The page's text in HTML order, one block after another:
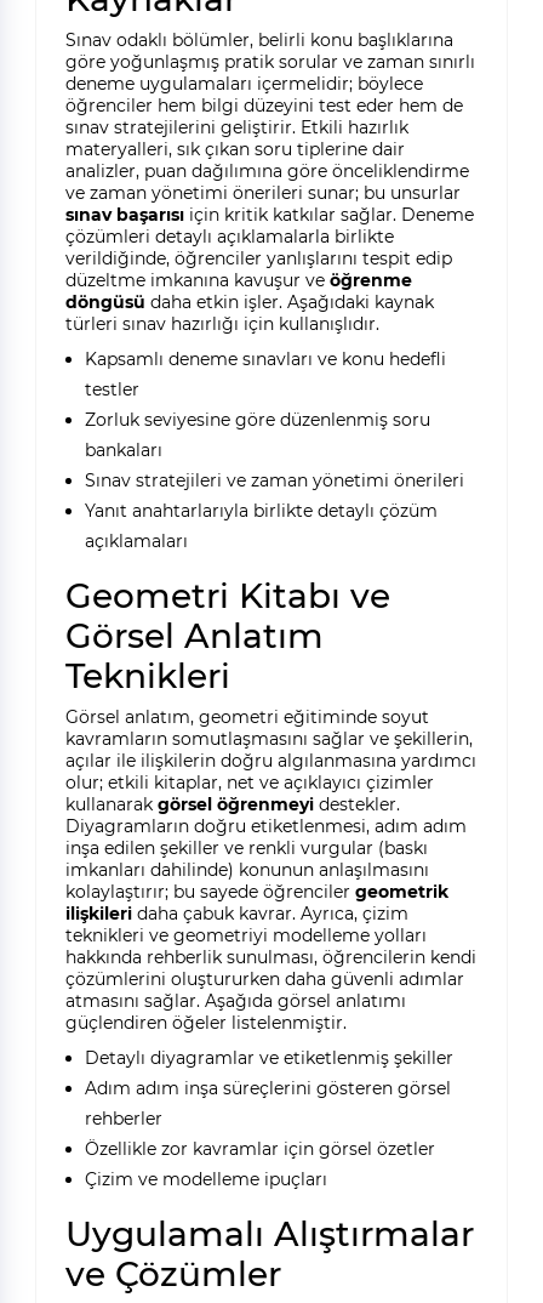
Sınav odaklı bölümler, belirli konu başlıklarına
göre yoğunlaşmış pratik sorular ve zaman sınırlı
deneme uygulamaları içermelidir; böylece
öğrenciler hem bilgi düzeyini test eder hem de
sınav stratejilerini geliştirir. Etkili hazırlık
materyalleri, sık çıkan soru tiplerine dair
analizler, puan dağılımına göre önceliklendirme
ve zaman yönetimi önerileri sunar; bu unsurlar
sınav başarısıiçin kritik katkılar sağlar. Deneme
çözümleri detaylı açıklamalarla birlikte
verildiğinde, öğrenciler yanlışlarını tespit edip
düzeltme imkanına kavuşur ve öğrenme
döngüsü daha etkin işler. Aşağıdaki kaynak
türleri sınav hazırlığı için kullanışlıdır.
Kapsamlı deneme sınavları ve konu hedefli
testler
Zorluk seviyesine göre düzenlenmiş soru
bankaları
Sınav stratejileri ve zaman yönetimi önerileri
Yanıt anahtarlarıyla birlikte detaylı çözüm
açıklamaları
Geometri Kitabı ve
Görsel Anlatım
Teknikleri
Görsel anlatım, geometri eğitiminde soyut
kavramların somutlaşmasını sağlar ve şekillerin,
açılar ile ilişkilerin doğru algılanmasına yardımcı
olur; etkili kitaplar, net ve açıklayıcı çizimler
kullanarak görsel öğrenmeyidestekler.
Diyagramların doğru etiketlenmesi, adım adım
inşa edilen şekiller ve renkli vurgular (baskı
imkanları dahilinde) konunun anlaşılmasını
kolaylaştırır; bu sayede öğrenciler geometrik
ilişkileridaha çabuk kavrar. Ayrıca, çizim
teknikleri ve geometriyi modelleme yolları
hakkında rehberlik sunulması, öğrencilerin kendi
çözümlerini oluştururken daha güvenli adımlar
atmasını sağlar. Aşağıda görsel anlatımı
güçlendiren öğeler listelenmiştir.
Detaylı diyagramlar ve etiketlenmiş şekiller
Adım adım inşa süreçlerini gösteren görsel
rehberler
Özellikle zor kavramlar için görsel özetler
Çizim ve modelleme ipuçları
Uygulamalı Alıştırmalar
ve Çözümler